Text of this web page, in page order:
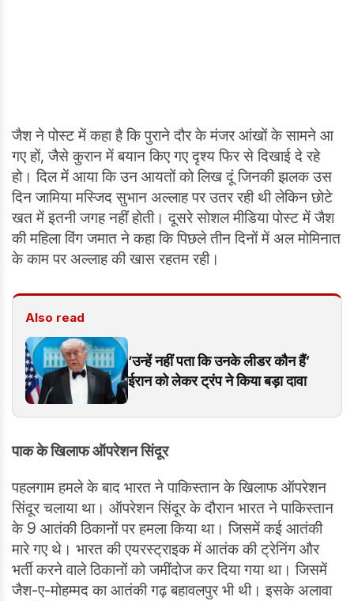
जैश ने पोस्ट में कहा है कि पुराने दौर के मंजर आंखों के सामने आ
गए हों, जैसे कुरान में बयान किए गए दृश्य फिर से दिखाई दे रहे
हो। दिल में आया कि उन आयतों को लिख दूं जिनकी झलक उस
दिन जामिया मस्जिद सुभान अल्लाह पर उतर रही थी लेकिन छोटे
खत में इतनी जगह नहीं होती। दूसरे सोशल मीडिया पोस्ट में जैश
की महिला विंग जमात ने कहा कि पिछले तीन दिनों में अल मोमिनात
के काम पर अल्लाह की खास रहतम रही।
Also read
‘उन्हें नहीं पता कि उनके लीडर कौन हैं’
ईरान को लेकर ट्रंप ने किया बड़ा दावा
पाक के खिलाफ ऑपरेशन सिंदूर
पहलगाम हमले के बाद भारत ने पाकिस्तान के खिलाफ ऑपरेशन
सिंदूर चलाया था। ऑपरेशन सिंदूर के दौरान भारत ने पाकिस्तान
के 9 आतंकी ठिकानों पर हमला किया था। जिसमें कई आतंकी
मारे गए थे। भारत की एयरस्ट्राइक में आतंक की ट्रेनिंग और
भर्ती करने वाले ठिकानों को जमींदोज कर दिया गया था। जिसमें
जैश-ए-मोहम्मद का आतंकी गढ़ बहावलपुर भी थी। इसके अलावा